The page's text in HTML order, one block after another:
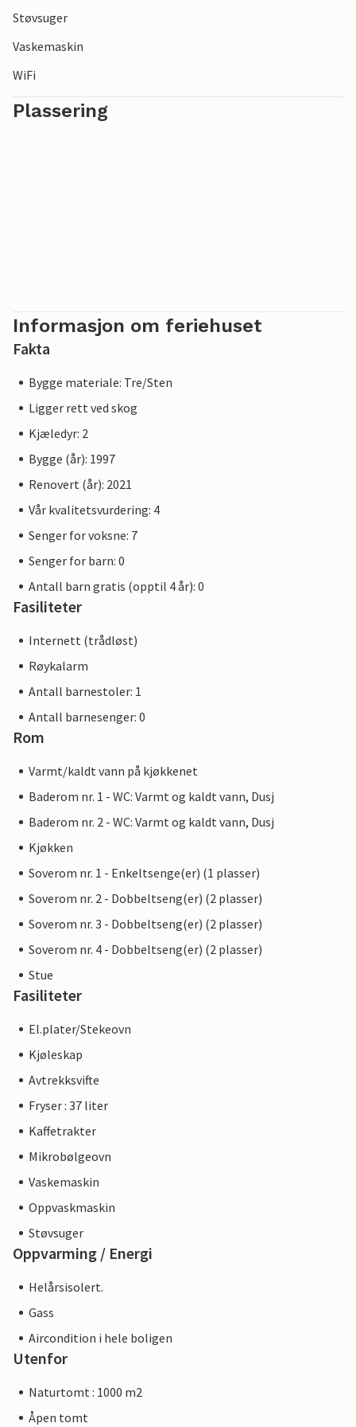
Støvsuger
Vaskemaskin
WiFi
Plassering
Informasjon om feriehuset
Fakta
Bygge materiale: Tre/Sten
Ligger rett ved skog
Kjæledyr: 2
Bygge (år): 1997
Renovert (år): 2021
Vår kvalitetsvurdering: 4
Senger for voksne: 7
Senger for barn: 0
Antall barn gratis (opptil 4 år): 0
Fasiliteter
Internett (trådløst)
Røykalarm
Antall barnestoler: 1
Antall barnesenger: 0
Rom
Varmt/kaldt vann på kjøkkenet
Baderom nr. 1 - WC: Varmt og kaldt vann, Dusj
Baderom nr. 2 - WC: Varmt og kaldt vann, Dusj
Kjøkken
Soverom nr. 1 - Enkeltsenge(er) (1 plasser)
Soverom nr. 2 - Dobbeltseng(er) (2 plasser)
Soverom nr. 3 - Dobbeltseng(er) (2 plasser)
Soverom nr. 4 - Dobbeltseng(er) (2 plasser)
Stue
Fasiliteter
El.plater/Stekeovn
Kjøleskap
Avtrekksvifte
Fryser : 37 liter
Kaffetrakter
Mikrobølgeovn
Vaskemaskin
Oppvaskmaskin
Støvsuger
Oppvarming / Energi
Helårsisolert.
Gass
Aircondition i hele boligen
Utenfor
Naturtomt : 1000 m2
Åpen tomt